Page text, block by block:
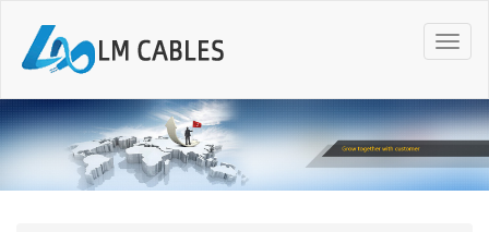
T
o
g
l
n
a